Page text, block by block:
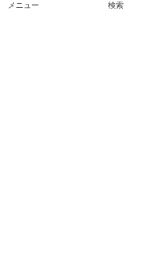
メニュー 検索